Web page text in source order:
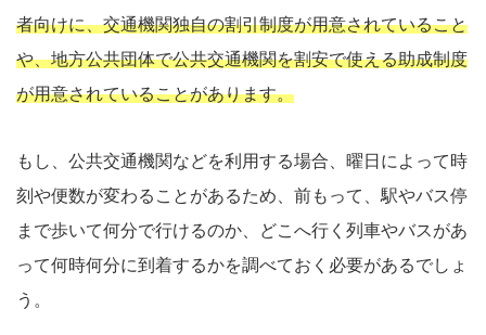
者向けに、交通機関独自の割引制度が用意されていること
や、地方公共団体で公共交通機関を割安で使える助成制度
が用意されていることがあります。
もし、公共交通機関などを利用する場合、曜日によって時
刻や便数が変わることがあるため、前もって、駅やバス停
まで歩いて何分で行けるのか、どこへ行く列車やバスがあ
って何時何分に到着するかを調べておく必要があるでしょ
う。